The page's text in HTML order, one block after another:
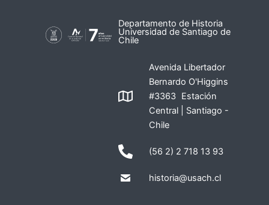
Departamento de Historia
Universidad de Santiago de
Chile
Avenida Libertador
Bernardo O'Higgins
#3363 Estación
Central | Santiago -
Chile
(56 2) 2 718 13 93
historia@usach.cl